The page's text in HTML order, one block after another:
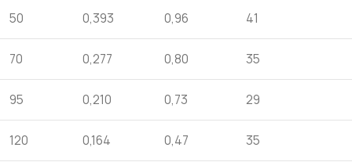
50 0,393 0,96 41
70 0,277 0,80 35
95 0,210 0,73 29
120 0,164 0,47 35